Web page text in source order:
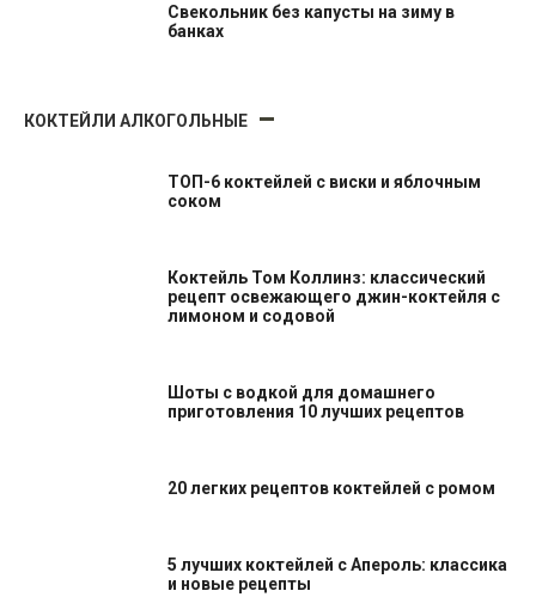
Свекольник без капусты на зиму в
банках
КОКТЕЙЛИ АЛКОГОЛЬНЫЕ
ТОП-6 коктейлей с виски и яблочным
соком
Коктейль Том Коллинз: классический
рецепт освежающего джин-коктейля с
лимоном и содовой
Шоты с водкой для домашнего
приготовления 10 лучших рецептов
20 легких рецептов коктейлей с ромом
5 лучших коктейлей с Апероль: классика
и новые рецепты